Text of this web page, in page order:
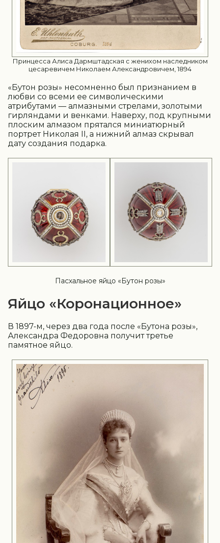
Принцесса Алиса Дармштадская с женихом наследником
цесаревичем Николаем Александровичем, 1894
«Бутон розы» несомненно был признанием в
любви со всеми ее символическими
атрибутами — алмазными стрелами, золотыми
гирляндами и венками. Наверху, под крупными
плоским алмазом прятался миниатюрный
портрет Николая II, а нижний алмаз скрывал
дату создания подарка.
Пасхальное яйцо «Бутон розы»
Яйцо «Коронационное»
В 1897-м, через два года после «Бутона розы»,
Александра Федоровна получит третье
памятное яйцо.